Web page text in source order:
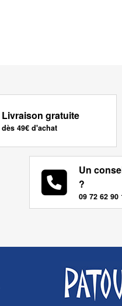
Livraison gratuite
dès 49€ d'achat
Un
?
09 72 62 90